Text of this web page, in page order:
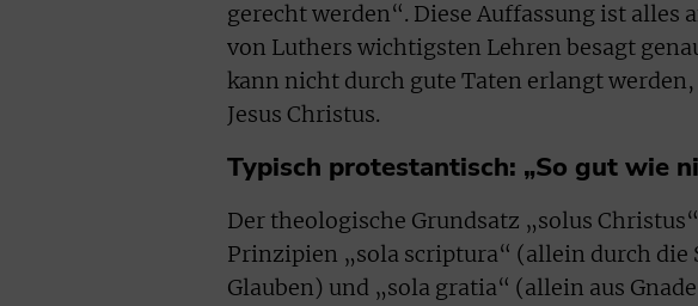
gerecht werden“. Diese Auffassung ist alles
von Luthers wichtigsten Lehren besagt
kann nicht durch gute Taten erlangt
Jesus Christus.
Typisch protestantisch: „So gut wie
Der theologische Grundsatz „solus
Prinzipien „sola scriptura“ (allein durch
Glauben) und „sola gratia“ (allein aus